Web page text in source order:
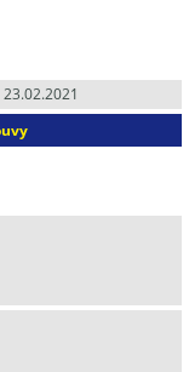
23.02.2021